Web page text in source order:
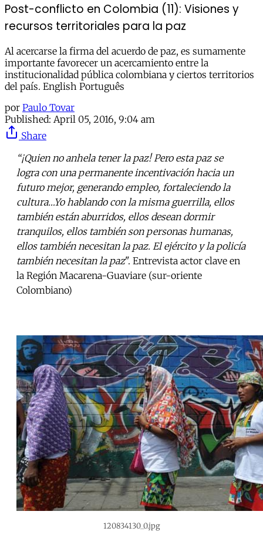
Post-conflicto en Colombia (11): Visiones y
recursos territoriales para la paz
Al acercarse la firma del acuerdo de paz, es sumamente
importante favorecer un acercamiento entre la
institucionalidad pública colombiana y ciertos territorios
del país. English Português
por Paulo Tovar
Published: April 05, 2016, 9:04 am
Share
“¡Quien no anhela tener la paz! Pero esta paz se
logra con una permanente incentivación hacia un
futuro mejor, generando empleo, fortaleciendo la
cultura…Yo hablando con la misma guerrilla, ellos
también están aburridos, ellos desean dormir
tranquilos, ellos también son personas humanas,
ellos también necesitan la paz. El ejército y la policía
también necesitan la paz". Entrevista actor clave en
la Región Macarena-Guaviare (sur-oriente
Colombiano)
120834130_0.jpg